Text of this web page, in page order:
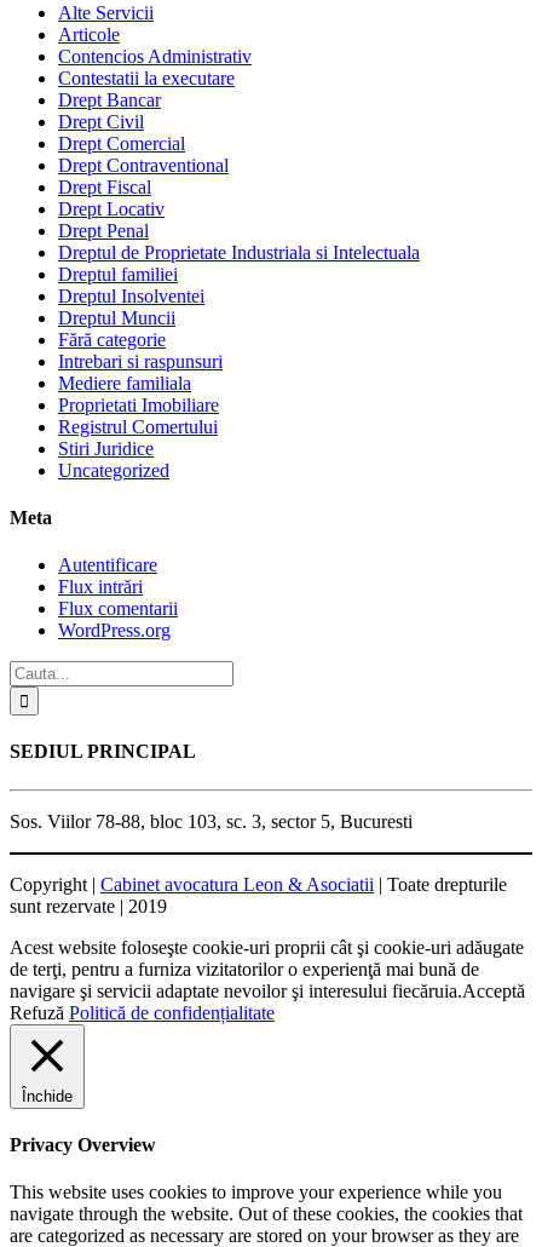
Alte Servicii
Articole
Contencios Administrativ
Contestatii la executare
Drept Bancar
Drept Civil
Drept Comercial
Drept Contraventional
Drept Fiscal
Drept Locativ
Drept Penal
Dreptul de Proprietate Industriala si Intelectuala
Dreptul familiei
Dreptul Insolventei
Dreptul Muncii
Fără categorie
Intrebari si raspunsuri
Mediere familiala
Proprietati Imobiliare
Registrul Comertului
Stiri Juridice
Uncategorized
Meta
Autentificare
Flux intrări
Flux comentarii
WordPress.org
SEDIUL PRINCIPAL
Sos. Viilor 78-88, bloc 103, sc. 3, sector 5, Bucuresti
Copyright | Cabinet avocatura Leon & Asociatii | Toate drepturile
sunt rezervate | 2019
Acest website foloseşte cookie-uri proprii cât şi cookie-uri adăugate
de terţi, pentru a furniza vizitatorilor o experienţă mai bună de
navigare şi servicii adaptate nevoilor şi interesului fiecăruia.Acceptă
Refuză Politică de confidențialitate
Închide
Privacy Overview
This website uses cookies to improve your experience while you
navigate through the website. Out of these cookies, the cookies that
are categorized as necessary are stored on your browser as they are